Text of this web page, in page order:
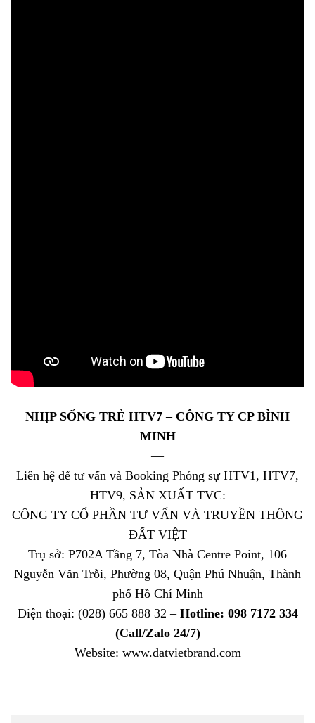
NHỊP SỐNG TRẺ HTV7 – CÔNG TY CP BÌNH
MINH
—
Liên hệ để tư vấn và Booking Phóng sự HTV1, HTV7,
HTV9, SẢN XUẤT TVC:
CÔNG TY CỔ PHẦN TƯ VẤN VÀ TRUYỀN THÔNG
ĐẤT VIỆT
Trụ sở: P702A Tầng 7, Tòa Nhà Centre Point, 106
Nguyễn Văn Trỗi, Phường 08, Quận Phú Nhuận, Thành
phố Hồ Chí Minh
Điện thoại: (028) 665 888 32 – Hotline: 098 7172 334
(Call/Zalo 24/7)
Website: www.datvietbrand.com